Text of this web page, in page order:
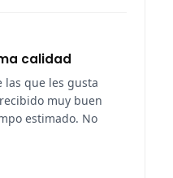
calidad
las que les gusta
muy buen
estimado. No